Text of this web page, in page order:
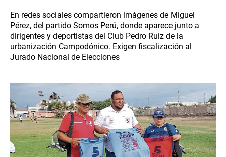
En redes sociales compartieron imágenes de Miguel
Pérez, del partido Somos Perú, donde aparece junto a
dirigentes y deportistas del Club Pedro Ruiz de la
urbanización Campodónico. Exigen fiscalización al
Jurado Nacional de Elecciones